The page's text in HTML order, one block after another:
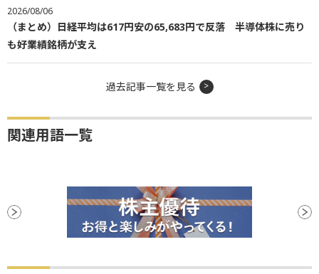
2026/08/06
（まとめ）日経平均は617円安の65,683円で反落 半導体株に売り
も好業績銘柄が支え
過去記事一覧を見る
関連用語一覧